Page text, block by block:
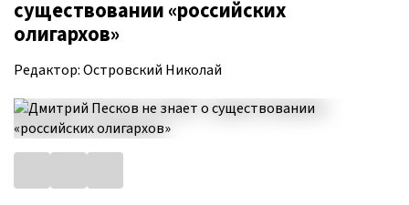
существовании «российских
олигархов»
Редактор: Островский Николай